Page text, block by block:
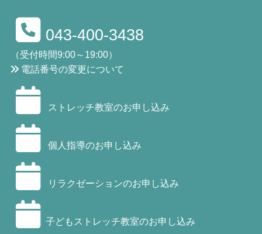
043-400-3438
（受付時間9:00～19:00）
電話番号の変更について
ストレッチ教室のお申し込み
個人指導のお申し込み
リラクゼーションのお申し込み
子どもストレッチ教室のお申し込み